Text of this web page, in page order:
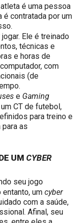
atleta é uma pessoa
é contratada por um
Ele é treinado
técnicas e
e horas de
com
(de
e Gaming
CT de futebol,
para treino e
as
UM CYBER
seu jogo
um cyber
com a saúde,
Afinal, seu